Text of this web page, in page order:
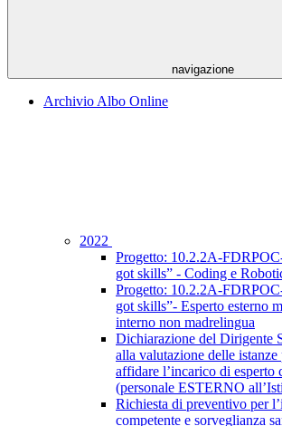
navigazione
Archivio Albo Online
2022
Progetto: 10.2.2A-
got skills” - Coding e
Progetto: 10.2.2A-
got skills”- Esperto esterno
interno non madrelingua
Dichiarazione del Dirigente
alla valutazione delle istanze
affidare l’incarico di esperto
(personale ESTERNO
Richiesta di preventivo per
competente e sorveglianza